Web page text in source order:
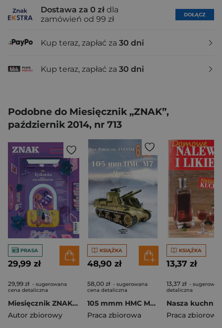
Dostawa za 0 zł dla
zamówień od 99 zł
DOŁĄCZ
Kup teraz, zapłać za 30 dni
Kup teraz, zapłać za 30 dni
Podobne do Miesięcznik „ZNAK”,
październik 2014, nr 713
PRASA
29,99 zł
29,99 zł - sugerowana
cena detaliczna
Miesięcznik ZNAK 840 (5/2025) - Tęsknota za offlinem
Autor zbiorowy
KSIĄŻKA
48,90 zł
58,00 zł - sugerowana
cena detaliczna
105 mmm HMC M7 Priest Tank Powe vol. 602
Praca zbiorowa
KSIĄŻKA
13,37 zł
13,37 zł -
detaliczna
Praca zbiorowa